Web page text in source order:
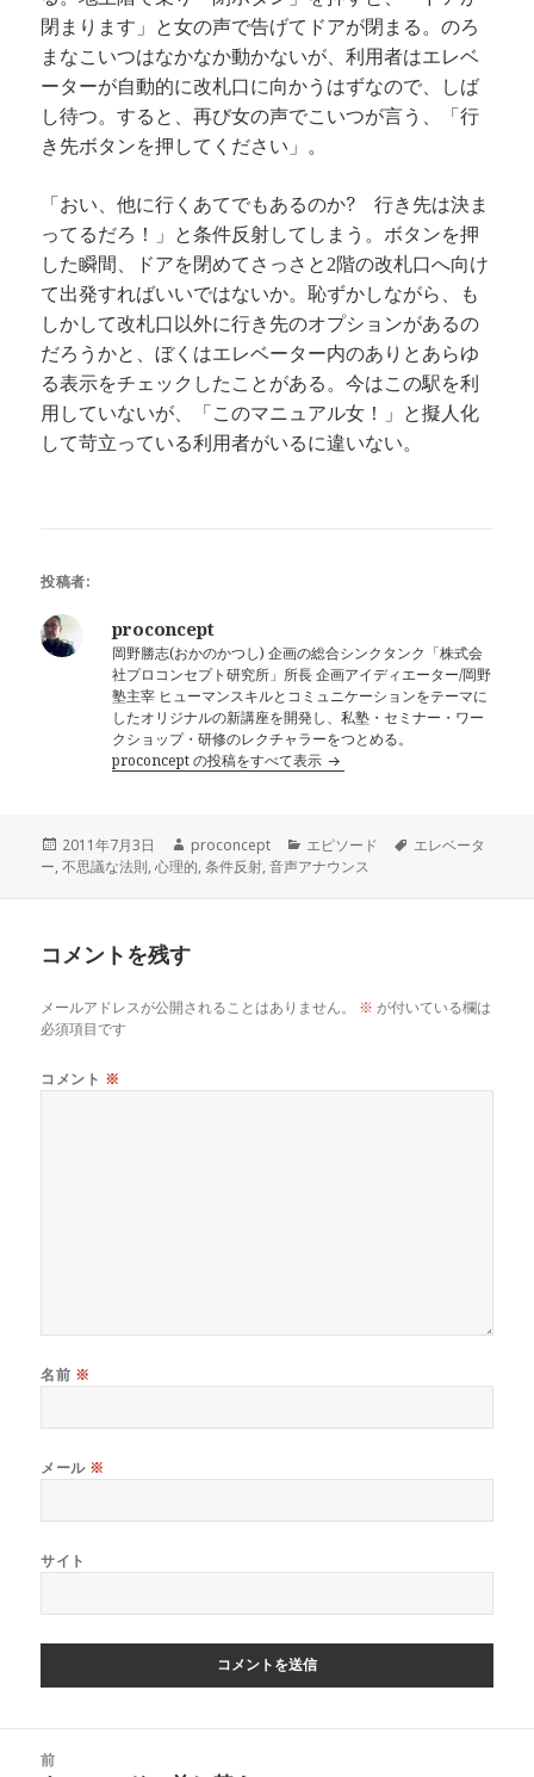
閉まります」と女の声で告げてドアが閉まる。のろ
まなこいつはなかなか動かないが、利用者はエレベ
ーターが自動的に改札口に向かうはずなので、しば
し待つ。すると、再び女の声でこいつが言う、「行
き先ボタンを押してください」。
「おい、他に行くあてでもあるのか? 行き先は決ま
ってるだろ！」と条件反射してしまう。ボタンを押
した瞬間、ドアを閉めてさっさと2階の改札口へ向け
て出発すればいいではないか。恥ずかしながら、も
しかして改札口以外に行き先のオプションがあるの
だろうかと、ぼくはエレベーター内のありとあらゆ
る表示をチェックしたことがある。今はこの駅を利
用していないが、「このマニュアル女！」と擬人化
して苛立っている利用者がいるに違いない。
投稿者:
proconcept
岡野勝志(おかのかつし) 企画の総合シンクタンク「株式会
社プロコンセプト研究所」所長 企画アイディエーター/岡野
塾主宰 ヒューマンスキルとコミュニケーションをテーマに
したオリジナルの新講座を開発し、私塾・セミナー・ワー
クショップ・研修のレクチャラーをつとめる。
proconcept の投稿をすべて表示
投
稿
2011年7月3日
作
成
proconcept
カ
テ
エピソード
タ
エレベータ
ー,不思議な法則,心理的,条件反射,音声アナウンス
コメントを残す
メールアドレスが公開されることはありません。 ※ が付いている欄は
必須項目です
コメント ※
名前 ※
メール ※
サイト
前